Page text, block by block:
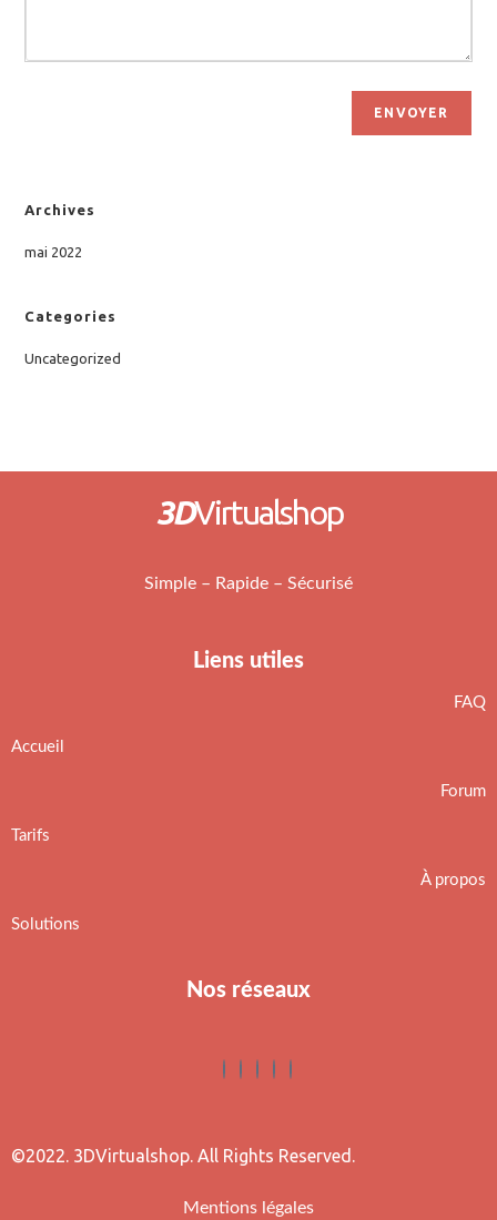
ENVOYER
Archives
mai 2022
Categories
Uncategorized
3DVirtualshop
Simple – Rapide – Sécurisé
Liens utiles
Accueil
Tarifs
Solutions
FAQ
Forum
À propos
Nos réseaux
©2022. 3DVirtualshop. All Rights Reserved.
Mentions légales